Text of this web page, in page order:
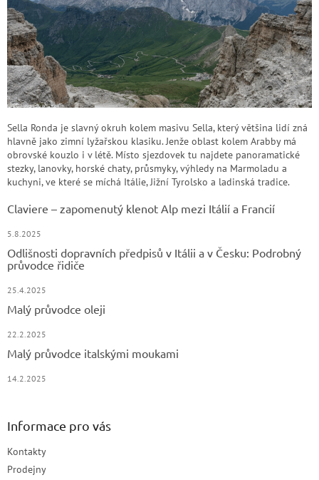
Sella Ronda je slavný okruh kolem masivu Sella, který většina lidí zná
hlavně jako zimní lyžařskou klasiku. Jenže oblast kolem Arabby má
obrovské kouzlo i v létě. Místo sjezdovek tu najdete panoramatické
stezky, lanovky, horské chaty, průsmyky, výhledy na Marmoladu a
kuchyni, ve které se míchá Itálie, Jižní Tyrolsko a ladinská tradice.
Claviere – zapomenutý klenot Alp mezi Itálií a Francií
5.8.2025
Odlišnosti dopravních předpisů v Itálii a v Česku: Podrobný
průvodce řidiče
25.4.2025
Malý průvodce oleji
22.2.2025
Malý průvodce italskými moukami
14.2.2025
Informace pro vás
Kontakty
Prodejny